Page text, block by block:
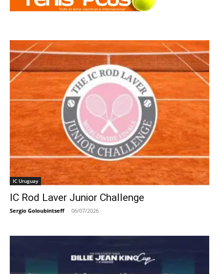
IC Uruguay
IC Rod Laver Junior Challenge
Sergio Goloubintseff - 06/07/2026